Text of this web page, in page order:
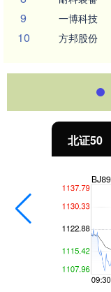
9 一博科技
10 方邦股份
北证50